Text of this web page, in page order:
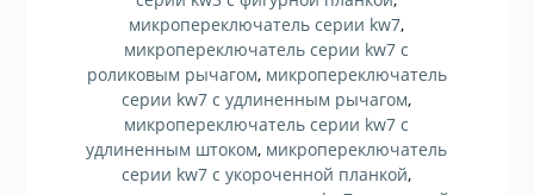
микропереключатель серии kw7,
микропереключатель серии kw7 с
роликовым рычагом, микропереключатель
серии kw7 с удлиненным рычагом,
микропереключатель серии kw7 с
удлиненным штоком, микропереключатель
серии kw7 с укороченной планкой,